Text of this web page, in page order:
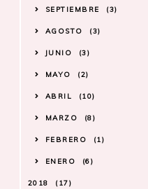
SEPTIEMBRE 3
AGOSTO 3
JUNIO 3
MAYO 2
ABRIL 10
MARZO 8
FEBRERO 1
ENERO 6
2018 17